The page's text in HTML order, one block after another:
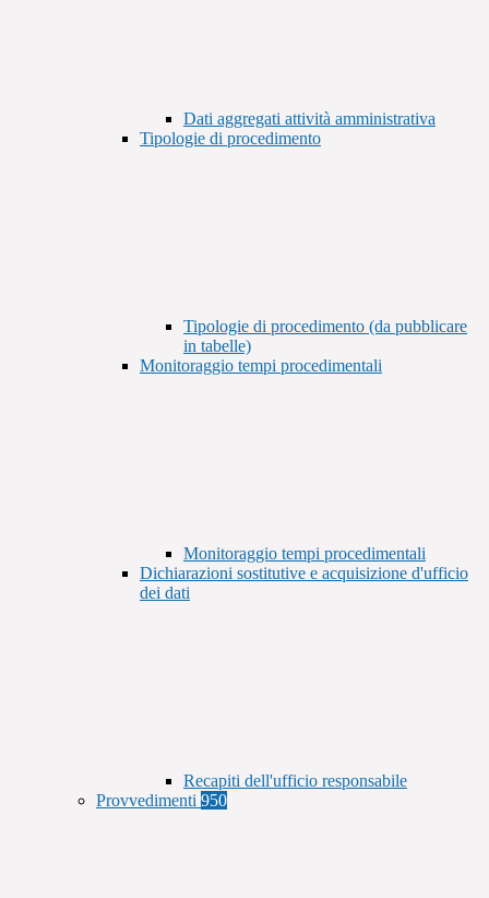
Dati aggregati attività amministrativa
Tipologie di procedimento
Tipologie di procedimento (da pubblicare
in tabelle)
Monitoraggio tempi procedimentali
Monitoraggio tempi procedimentali
Dichiarazioni sostitutive e acquisizione d'ufficio
dei dati
Recapiti dell'ufficio responsabile
Provvedimenti 950